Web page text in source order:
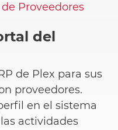
Proveedores
del
de Plex para sus
proveedores.
en el sistema
actividades